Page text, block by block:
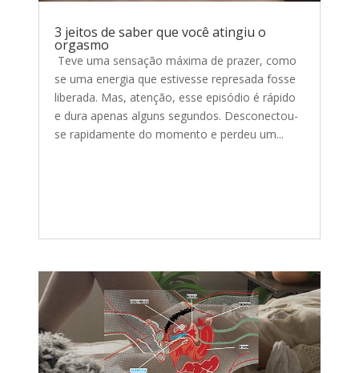
3 jeitos de saber que você atingiu o
orgasmo
Teve uma sensação máxima de prazer, como
se uma energia que estivesse represada fosse
liberada. Mas, atenção, esse episódio é rápido
e dura apenas alguns segundos. Desconectou-
se rapidamente do momento e perdeu um...